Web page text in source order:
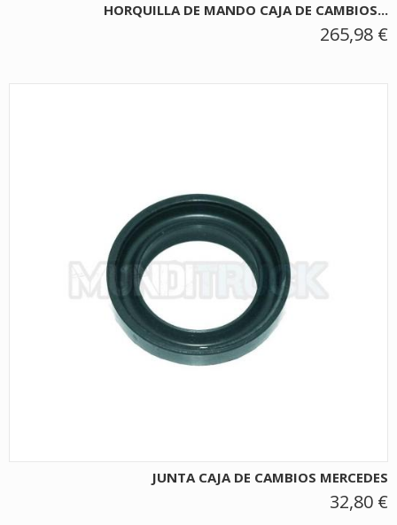
HORQUILLA DE MANDO CAJA DE CAMBIOS...
265,98 €
JUNTA CAJA DE CAMBIOS MERCEDES
32,80 €